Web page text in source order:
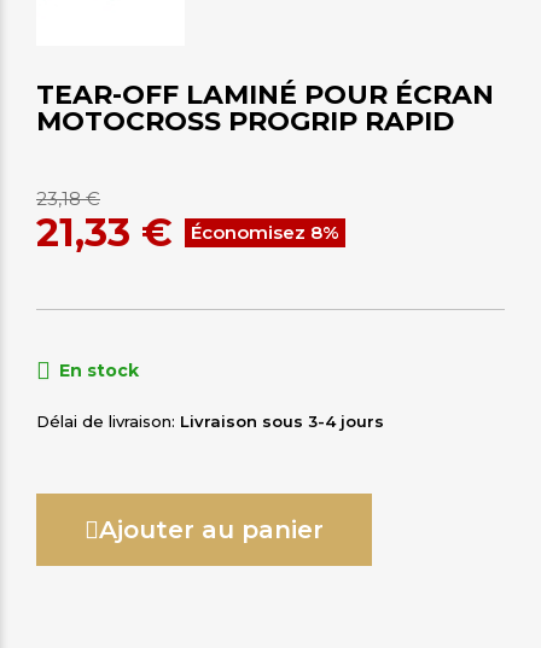
TEAR-OFF LAMINÉ POUR ÉCRAN
MOTOCROSS PROGRIP RAPID
23,18 €
21,33 € Économisez 8%
En stock
Délai de livraison Livraison sous 3-4 jours
Ajouter au panier